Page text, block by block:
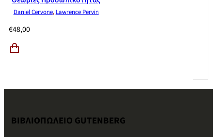
Daniel Cervone, Lawrence Pervin
€48,00
ΒΙΒΛΙΟΠΩΛΕΙΟ GUTENBERG